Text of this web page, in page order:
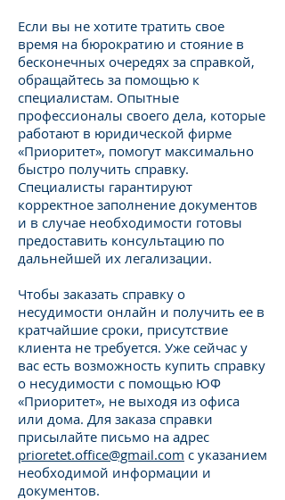
Если вы не хотите тратить свое
время на бюрократию и стояние в
бесконечных очередях за справкой,
обращайтесь за помощью к
специалистам. Опытные
профессионалы своего дела, которые
работают в юридической фирме
«Приоритет», помогут максимально
быстро получить справку.
Специалисты гарантируют
корректное заполнение документов
и в случае необходимости готовы
предоставить консультацию по
дальнейшей их легализации.
Чтобы заказать справку о
несудимости онлайн и получить ее в
кратчайшие сроки, присутствие
клиента не требуется. Уже сейчас у
вас есть возможность купить справку
о несудимости с помощью ЮФ
«Приоритет», не выходя из офиса
или дома. Для заказа справки
присылайте письмо на адрес
prioretet.office@gmail.com с указанием
необходимой информации и
документов.